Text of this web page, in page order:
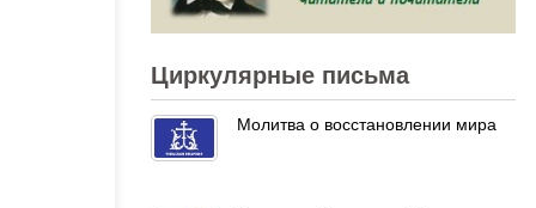
Циркулярные письма
Молитва о восстановлении мира